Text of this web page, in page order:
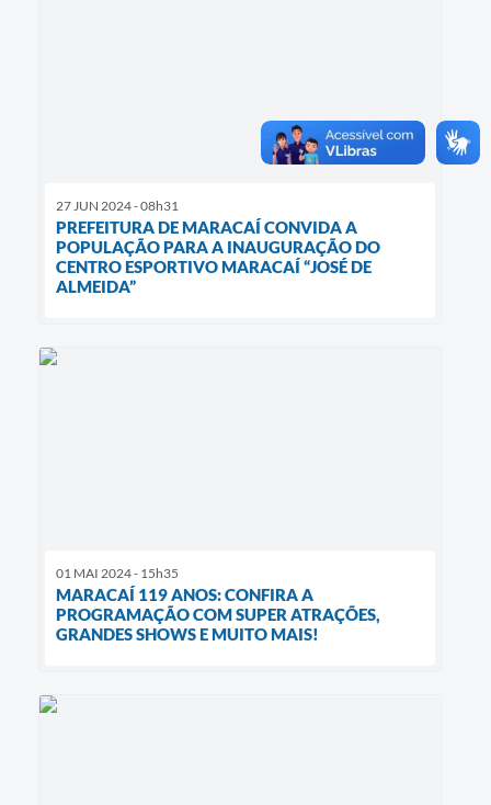
27 JUN 2024 - 08h31
PREFEITURA DE MARACAÍ CONVIDA A
POPULAÇÃO PARA A INAUGURAÇÃO DO
CENTRO ESPORTIVO MARACAÍ “JOSÉ DE
ALMEIDA”
01 MAI 2024 - 15h35
MARACAÍ 119 ANOS: CONFIRA A
PROGRAMAÇÃO COM SUPER ATRAÇÕES,
GRANDES SHOWS E MUITO MAIS!